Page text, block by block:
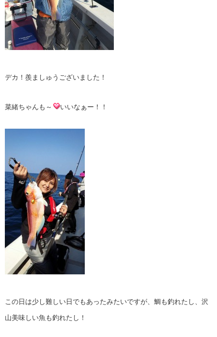
デカ！羨ましゅうございました！
菜緒ちゃんも～ いいなぁー！！
この日は少し難しい日でもあったみたいですが、鯛も釣れたし、沢
山美味しい魚も釣れたし！